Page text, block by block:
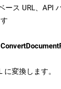
ース URL、API
変換します。